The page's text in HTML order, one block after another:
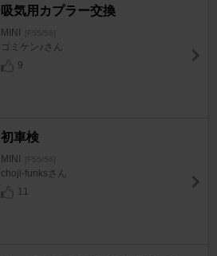
吸気用カプラー交換
MINI [F55/56]
ゴミケン♪さん
9
初車検
MINI [F55/56]
choji-funksさん
11